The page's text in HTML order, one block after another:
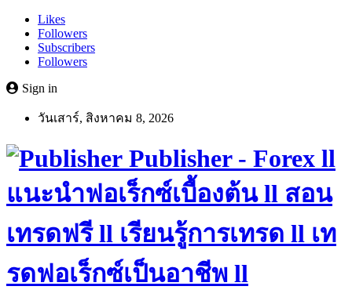
Likes
Followers
Subscribers
Followers
Sign in
วันเสาร์, สิงหาคม 8, 2026
Publisher - Forex ll
แนะนำฟอเร็กซ์เบื้องต้น ll สอน
เทรดฟรี ll เรียนรู้การเทรด ll เท
รดฟอเร็กซ์เป็นอาชีพ ll